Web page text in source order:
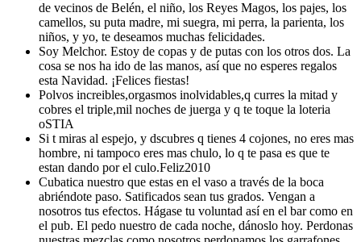
de vecinos de Belén, el niño, los Reyes Magos, los pajes, los
camellos, su puta madre, mi suegra, mi perra, la parienta, los
niños, y yo, te deseamos muchas felicidades.
Soy Melchor. Estoy de copas y de putas con los otros dos. La
cosa se nos ha ido de las manos, así que no esperes regalos
esta Navidad. ¡Felices fiestas!
Polvos increibles,orgasmos inolvidables,q curres la mitad y
cobres el triple,mil noches de juerga y q te toque la loteria
oSTIA
Si t miras al espejo, y dscubres q tienes 4 cojones, no eres mas
hombre, ni tampoco eres mas chulo, lo q te pasa es que te
estan dando por el culo.Feliz2010
Cubatica nuestro que estas en el vaso a través de la boca
abriéndote paso. Satificados sean tus grados. Vengan a
nosotros tus efectos. Hágase tu voluntad así en el bar como en
el pub. El pedo nuestro de cada noche, dánoslo hoy. Perdonas